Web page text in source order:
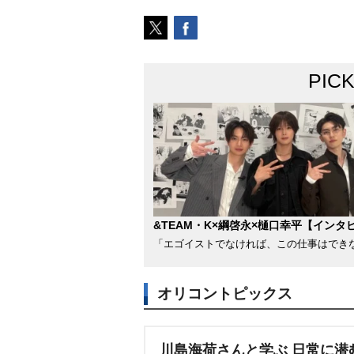
&TEAM・K×綱啓永×樋口幸平【インタ
「エゴイストでなければ、この仕事はでき
オリコントピックス
川島海荷さんと学ぶ 日常に